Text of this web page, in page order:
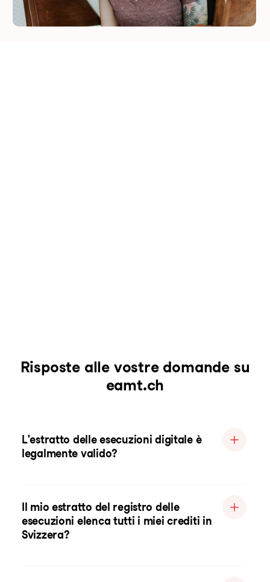
Risposte alle vostre domande su
eamt.ch
L'estratto delle esecuzioni digitale è
legalmente valido?
Il mio estratto del registro delle
esecuzioni elenca tutti i miei crediti in
Svizzera?